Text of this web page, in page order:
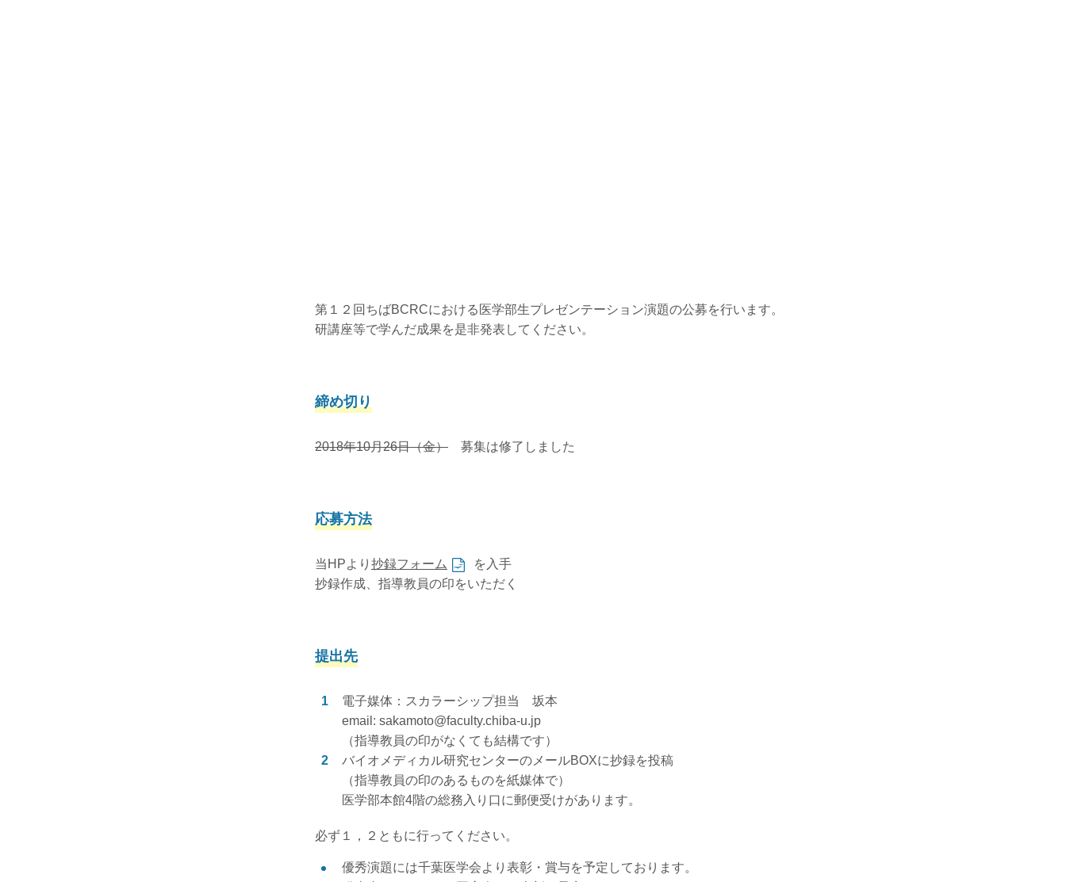
第１２回ちばBCRCにおける医学部生プレゼンテーション演題の公募を行います。
研講座等で学んだ成果を是非発表してください。
締め切り
2018年10月26日（金） 募集は修了しました
応募方法
当HPより 抄録フォーム
を入手
抄録作成、指導教員の印をいただく
提出先
電子媒体：スカラーシップ担当 坂本
email: sakamoto@faculty.chiba-u.jp
（指導教員の印がなくても結構です）
バイオメディカル研究センターのメールBOXに抄録を投稿
（指導教員の印のあるものを紙媒体で）
医学部本館4階の総務入り口に郵便受けがあります。
必ず１，２ともに行ってください。
優秀演題には千葉医学会より表彰・賞与を予定しております。